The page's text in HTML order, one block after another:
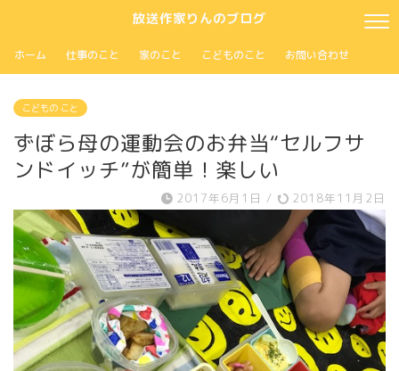
放送作家りんのブログ
ホーム 仕事のこと 家のこと こどものこと お問い合わせ
こどもの こと
ずぼら母の運動会のお弁当“セルフサ
ンドイッチ”が簡単！楽しい
2017年6月1日 / 2018年11月2日